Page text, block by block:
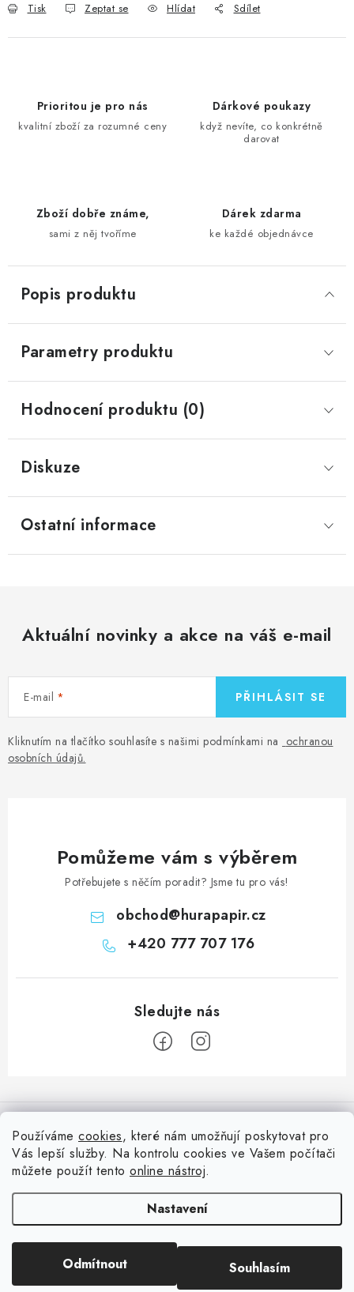
Používáme cookies, které nám umožňují poskytovat pro
Vás lepší služby. Na kontrolu cookies ve Vašem počítači
můžete použít tento online nástroj.
Nastavení
Odmítnout Souhlasím
Tisk Zeptat se Hlídat Sdílet
Prioritou je pro nás
kvalitní zboží za rozumné ceny
Dárkové poukazy
když nevíte, co konkrétně
darovat
Zboží dobře známe,
sami z něj tvoříme
Dárek zdarma
ke každé objednávce
Popis produktu
Parametry produktu
Hodnocení produktu (0)
Diskuze
Ostatní informace
Aktuální novinky a akce na váš e-mail
E-mail
Kliknutím na tlačítko souhlasíte s našimi podmínkami na ochranou
osobních údajů.
PŘIHLÁSIT SE
Pomůžeme vám s výběrem
Potřebujete s něčím poradit? Jsme tu pro vás!
obchod@hurapapir.cz
+420 777 707 176
á
Doprava
Oblíbené ♥️
Hodnocení obchodu
Nepřehlédněte
Blog s nápady a návody
Slovník pojmů, české návody
Reklamace a vrácení zboží
Vytvořil Shoptet
. Všechna práva vyhrazena.Upravit nastavení